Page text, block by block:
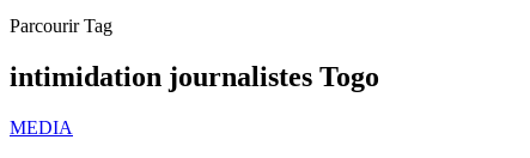
Parcourir Tag
intimidation journalistes Togo
MEDIA